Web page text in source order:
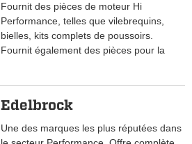
Fournit des pièces de moteur Hi
Performance, telles que vilebrequins,
bielles, kits complets de poussoirs.
Fournit également des pièces pour la
Edelbrock
Une des marques les plus réputées dans